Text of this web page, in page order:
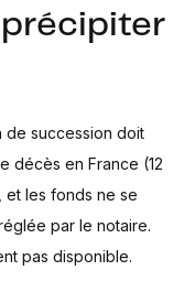
de succession doit
décès en France (12
et les fonds ne se
par le notaire.
pas disponible.